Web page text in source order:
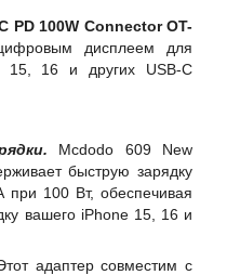
PD 100W Connector OT-
дисплеем для
15, 16 и других USB-C
Mcdodo 609 New
быструю зарядку
100 Вт, обеспечивая
вашего iPhone 15, 16 и
адаптер совместим с